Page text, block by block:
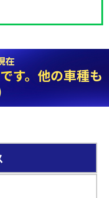
在
す。他の車種も